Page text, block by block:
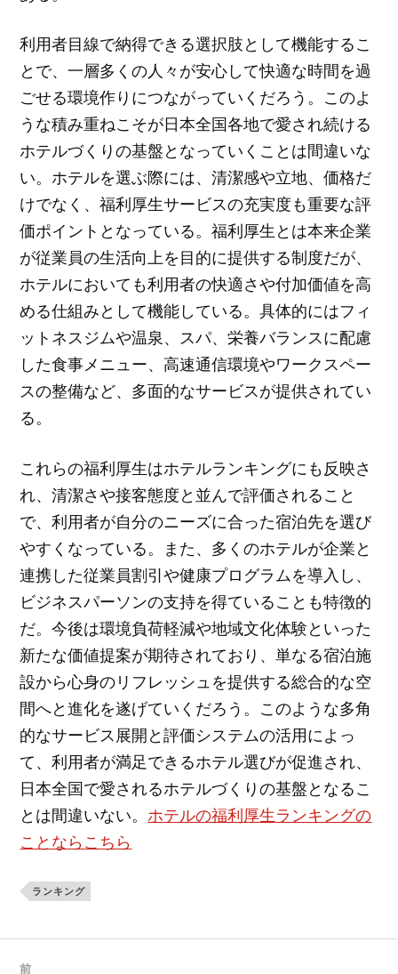
利用者目線で納得できる選択肢として機能するこ
とで、一層多くの人々が安心して快適な時間を過
ごせる環境作りにつながっていくだろう。このよ
うな積み重ねこそが日本全国各地で愛され続ける
ホテルづくりの基盤となっていくことは間違いな
い。ホテルを選ぶ際には、清潔感や立地、価格だ
けでなく、福利厚生サービスの充実度も重要な評
価ポイントとなっている。福利厚生とは本来企業
が従業員の生活向上を目的に提供する制度だが、
ホテルにおいても利用者の快適さや付加価値を高
める仕組みとして機能している。具体的にはフィ
ットネスジムや温泉、スパ、栄養バランスに配慮
した食事メニュー、高速通信環境やワークスペー
スの整備など、多面的なサービスが提供されてい
る。
これらの福利厚生はホテルランキングにも反映さ
れ、清潔さや接客態度と並んで評価されること
で、利用者が自分のニーズに合った宿泊先を選び
やすくなっている。また、多くのホテルが企業と
連携した従業員割引や健康プログラムを導入し、
ビジネスパーソンの支持を得ていることも特徴的
だ。今後は環境負荷軽減や地域文化体験といった
新たな価値提案が期待されており、単なる宿泊施
設から心身のリフレッシュを提供する総合的な空
間へと進化を遂げていくだろう。このような多角
的なサービス展開と評価システムの活用によっ
て、利用者が満足できるホテル選びが促進され、
日本全国で愛されるホテルづくりの基盤となるこ
とは間違いない。ホテルの福利厚生ランキングの
ことならこちら
ランキング
前